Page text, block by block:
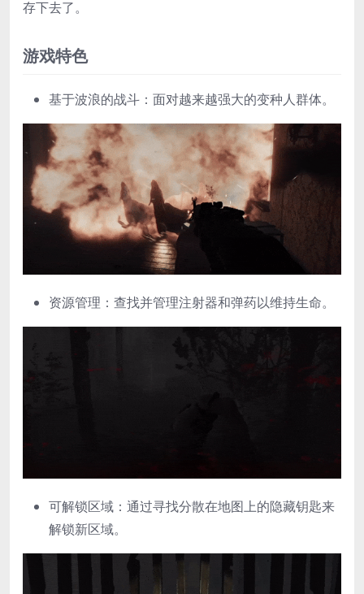
存下去了。
游戏特色
基于波浪的战斗：面对越来越强大的变种人群体。
资源管理：查找并管理注射器和弹药以维持生命。
可解锁区域：通过寻找分散在地图上的隐藏钥匙来
解锁新区域。